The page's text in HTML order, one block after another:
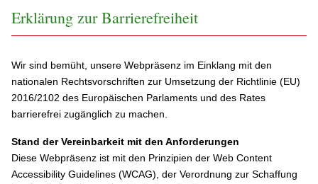
Erklärung zur Barrierefreiheit
Wir sind bemüht, unsere Webpräsenz im Einklang mit den
nationalen Rechtsvorschriften zur Umsetzung der Richtlinie (EU)
2016/2102 des Europäischen Parlaments und des Rates
barrierefrei zugänglich zu machen.
Stand der Vereinbarkeit mit den Anforderungen
Diese Webpräsenz ist mit den Prinzipien der Web Content
Accessibility Guidelines (WCAG), der Verordnung zur Schaffung